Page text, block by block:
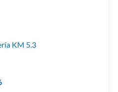
KM 5.3